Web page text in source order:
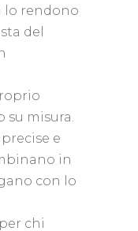
lo rendono
del
su misura.
e
in
con lo
chi